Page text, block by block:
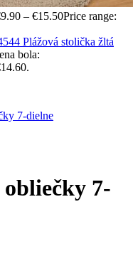
9.90 – €15.50Price range:
Plážová stolička žltá
bola:
7-